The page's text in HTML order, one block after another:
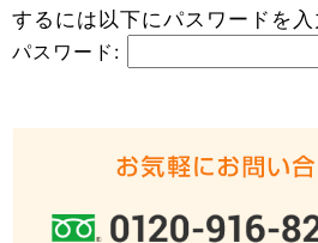
するには以下にパスワードを入
パスワード: